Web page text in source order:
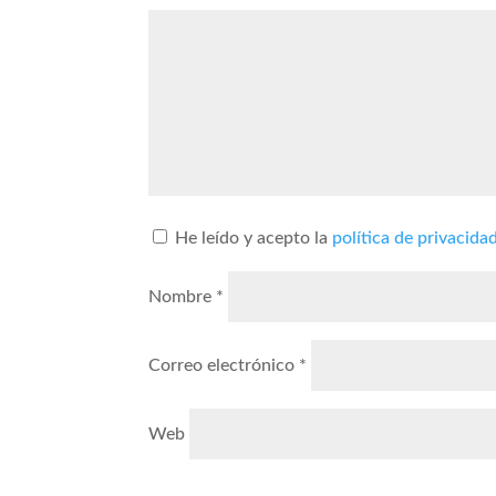
He leído y acepto la política de
Nombre *
Correo electrónico *
Web